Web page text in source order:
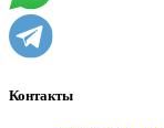
Контакты